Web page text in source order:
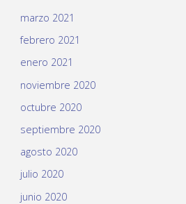
marzo 2021
febrero 2021
enero 2021
noviembre 2020
octubre 2020
septiembre 2020
agosto 2020
julio 2020
junio 2020